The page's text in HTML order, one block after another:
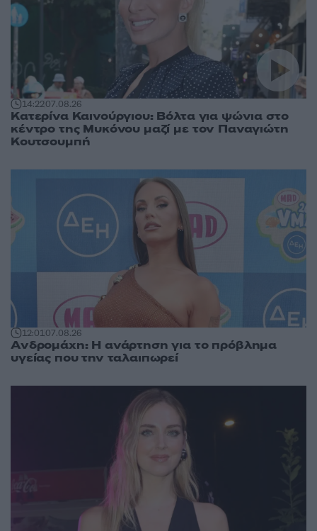
14:2207.08.26
Κατερίνα Καινούργιου: Βόλτα για ψώνια στο
κέντρο της Μυκόνου μαζί με τον Παναγιώτη
Κουτσουμπή
12:0107.08.26
Ανδρομάχη: Η ανάρτηση για το πρόβλημα
υγείας που την ταλαιπωρεί